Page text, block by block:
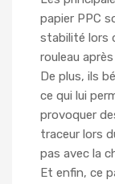
papier PPC
stabilité lors
rouleau
De plus, ils
ce qui lui
provoquer
traceur lors
pas avec la
Et enfin, ce